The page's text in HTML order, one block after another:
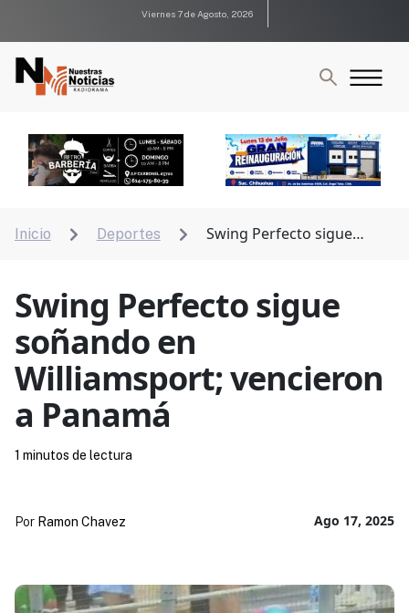
Viernes 7 de Agosto, 2026
Inicio  Deportes 
Swing Perfecto sigue
Swing Perfecto sigue
soñando en
Williamsport; vencieron
a Panamá
Ago 17, 2025
Por Ramon Chavez
1 minutos de lectura